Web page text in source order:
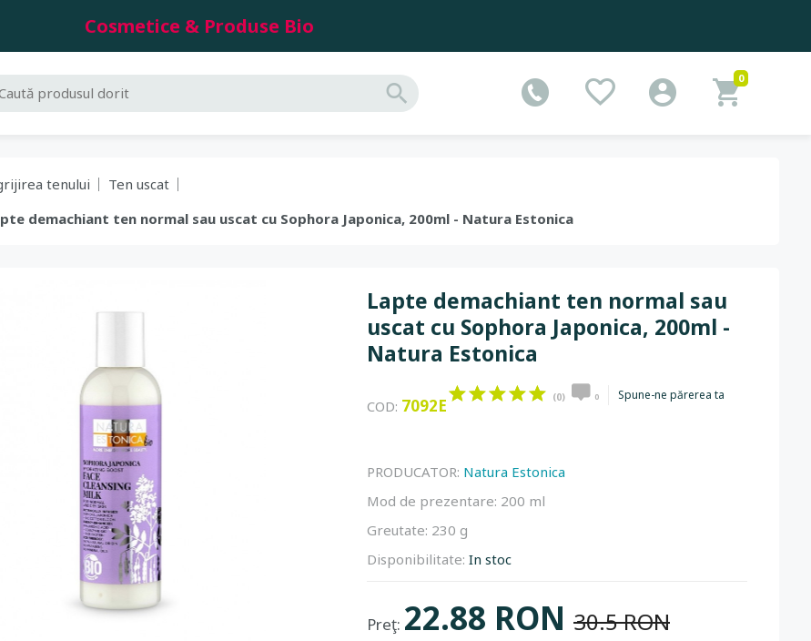
Cosmetice & Produse Bio
0
tenului
Ten uscat
demachiant ten normal sau uscat cu Sophora Japonica, 200ml - Natura Estonica
Lapte demachiant ten normal sau
uscat cu Sophora Japonica, 200ml -
Natura Estonica
COD: 7092E (0) 0 Spune-ne părerea ta
PRODUCATOR: Natura Estonica
Mod de prezentare: 200 ml
Greutate: 230 g
Disponibilitate: In stoc
Preţ: 22.88 RON 30.5 RON